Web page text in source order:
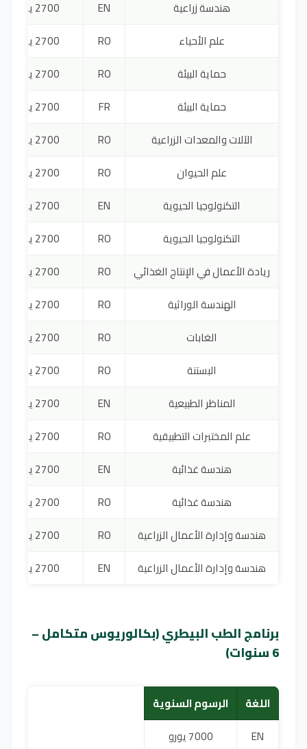
هندسة زراعية
EN
2700 يورو
علم الأحياء
RO
2700 يورو
حماية البيئة
RO
2700 يورو
حماية البيئة
FR
2700 يورو
الآلات والمعدات الزراعية
RO
2700 يورو
علم الحيوان
RO
2700 يورو
التكنولوجيا الحيوية
EN
2700 يورو
التكنولوجيا الحيوية
RO
2700 يورو
ريادة الأعمال في الإنتاج الغذائي
RO
2700 يورو
الهندسة الوراثية
RO
2700 يورو
الغابات
RO
2700 يورو
البستنة
RO
2700 يورو
المناظر الطبيعية
EN
2700 يورو
علم المختبرات التطبيقية
RO
2700 يورو
هندسة غذائية
EN
2700 يورو
هندسة غذائية
RO
2700 يورو
هندسة وإدارة الأعمال الزراعية
RO
2700 يورو
هندسة وإدارة الأعمال الزراعية
EN 2700 يورو
برنامج الطب البيطري (بكالوريوس متكامل –
6 سنوات)
اللغة
الرسوم السنوية
EN
7000 يورو